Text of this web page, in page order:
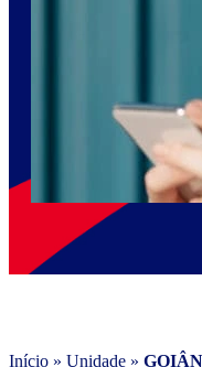
Início » Unidade »